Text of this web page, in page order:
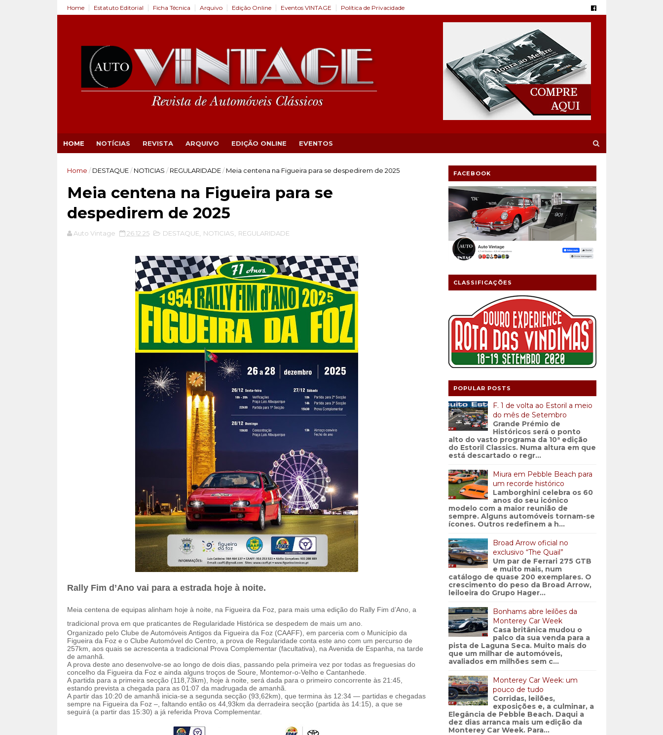
Home Estatuto Editorial Ficha Técnica Arquivo Edição Online Eventos VINTAGE Política de Privacidade
HOME NOTÍCIAS REVISTA ARQUIVO EDIÇÃO ONLINE EVENTOS
Home / DESTAQUE / NOTICIAS / REGULARIDADE / Meia centena na Figueira para se despedirem de 2025
Meia centena na Figueira para se
despedirem de 2025
Auto Vintage 26.12.25 DESTAQUE NOTICIAS REGULARIDADE
Rally Fim d’Ano vai para a estrada hoje à noite.
Meia centena de equipas alinham hoje à noite, na Figueira da Foz, para mais uma edição do Rally Fim d’Ano, a
tradicional prova em que praticantes de Regularidade Histórica se despedem de mais um ano.
Organizado pelo Clube de Automóveis Antigos da Figueira da Foz (CAAFF), em parceria com o Município da
Figueira da Foz e o Clube Automóvel do Centro, a prova de Regularidade conta este ano com um percurso de
257km, aos quais se acrescenta a tradicional Prova Complementar (facultativa), na Avenida de Espanha, na tarde
de amanhã.
A prova deste ano desenvolve-se ao longo de dois dias, passando pela primeira vez por todas as freguesias do
concelho da Figueira da Foz e ainda alguns troços de Soure, Montemor-o-Velho e Cantanhede.
A partida para a primeira secção (118,73km), hoje à noite, será dada para o primeiro concorrente às 21:45,
estando prevista a chegada para as 01:07 da madrugada de amanhã.
A partir das 10:20 de amanhã inicia-se a segunda secção (93,62km), que termina às 12:34 — partidas e chegadas
sempre na Figueira da Foz –, faltando então os 44,93km da derradeira secção (partida às 14:15), a que se
seguirá (a partir das 15:30) a já referida Prova Complementar.
FACEBOOK
CLASSIFICAÇÕES
POPULAR POSTS
F. 1 de volta ao Estoril a meio
do mês de Setembro
Grande Prémio de
Históricos será o ponto
alto do vasto programa da 10ª edição
do Estoril Classics. Numa altura em que
está descartado o regr...
Miura em Pebble Beach para
um recorde histórico
Lamborghini celebra os 60
anos do seu icónico
modelo com a maior reunião de
sempre. Alguns automóveis tornam-se
ícones. Outros redefinem a h...
Broad Arrow oficial no
exclusivo “The Quail”
Um par de Ferrari 275 GTB
e muito mais, num
catálogo de quase 200 exemplares. O
crescimento do peso da Broad Arrow,
leiloeira do Grupo Hager...
Bonhams abre leilões da
Monterey Car Week
Casa britânica mudou o
palco da sua venda para a
pista de Laguna Seca. Muito mais do
que um milhar de automóveis,
avaliados em milhões sem c...
Monterey Car Week: um
pouco de tudo
Corridas, leilões,
exposições e, a culminar, a
Elegância de Pebble Beach. Daqui a
dez dias arranca mais um edição da
Monterey Car Week. Para...